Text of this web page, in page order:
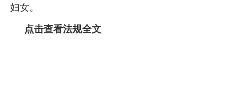
妇女。
点击查看法规全文